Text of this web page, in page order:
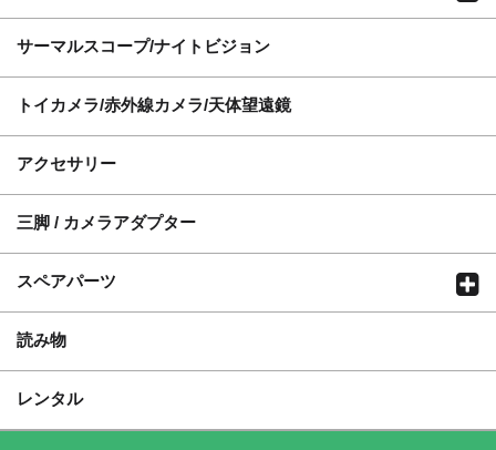
サーマルスコープ/ナイトビジョン
トイカメラ/赤外線カメラ/天体望遠鏡
アクセサリー
三脚 / カメラアダプター
スペアパーツ
読み物
レンタル